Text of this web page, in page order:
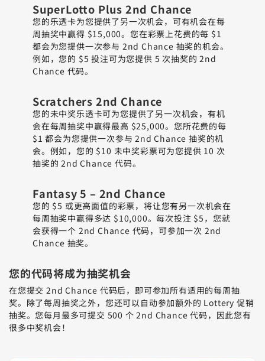
SuperLotto Plus 2nd Chance
您的乐透卡为您提供了另一次机会，可有机会在每
周抽奖中赢得 $15,000。您在彩票上花费的每 $1
都会为您提供一次参与 2nd Chance 抽奖的机会。
例如，您的 $5 投注可为您提供 5 次抽奖的 2nd
Chance 代码。
Scratchers 2nd Chance
您的未中奖乐透卡可为您提供了另一次机会，有机
会在每周抽奖中赢得最高 $25,000。您所花费的每
$1 都会为您提供一次参与 2nd Chance 抽奖的机
会。例如，您的 $10 未中奖彩票可为您提供 10 次
抽奖的 2nd Chance 代码。
Fantasy 5 – 2nd Chance
您的 $5 或更高面值的彩票，将让您有另一次机会在
每周抽奖中赢得多达 $10,000。每次投注 $5，您就
会获得一个 2nd Chance 代码，可参加一次 2nd
Chance 抽奖。
您的代码将成为抽奖机会
在您提交 2nd Chance 代码后，即可参加所有适用的每周抽
奖。除了每周抽奖之外，您还可以自动参加额外的 Lottery 促销
抽奖。您每月最多可提交 500 个 2nd Chance 代码，因此您有
很多中奖机会！